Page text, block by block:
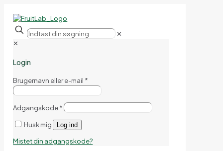
✕
✕
Login
Brugernavn eller e-mail *
Adgangskode*
Husk mig Log ind
Mistet din adgangskode?